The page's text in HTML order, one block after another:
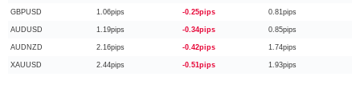
GBPUSD 1.06pips -0.25pips 0.81pips
AUDUSD 1.19pips -0.34pips 0.85pips
AUDNZD 2.16pips -0.42pips 1.74pips
XAUUSD 2.44pips -0.51pips 1.93pips